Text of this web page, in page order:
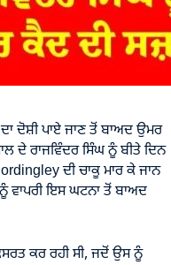
ਦੋਸ਼ੀ ਪਾਏ ਜਾਣ ਤੋਂ ਬਾਅਦ ਉਮਰ
ਦੇ ਰਾਜਵਿੰਦਰ ਸਿੰਘ ਨੂੰ ਬੀਤੇ ਦਿਨ
ਦੀ ਚਾਕੂ ਮਾਰ ਕੇ ਜਾਨ
ਵਾਪਰੀ ਇਸ ਘਟਨਾ ਤੋਂ ਬਾਅਦ
ਕਰ ਰਹੀ ਸੀ, ਜਦੋਂ ਉਸ ਨੂੰ